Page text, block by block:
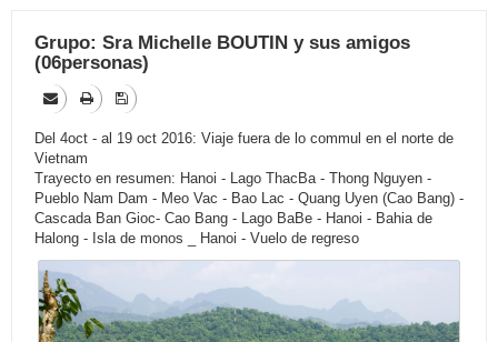
Grupo: Sra Michelle BOUTIN y sus amigos
(06personas)
Del 4oct - al 19 oct 2016: Viaje fuera de lo commul en el norte de
Vietnam
Trayecto en resumen: Hanoi - Lago ThacBa - Thong Nguyen -
Pueblo Nam Dam - Meo Vac - Bao Lac - Quang Uyen (Cao Bang) -
Cascada Ban Gioc- Cao Bang - Lago BaBe - Hanoi - Bahia de
Halong - Isla de monos _ Hanoi - Vuelo de regreso